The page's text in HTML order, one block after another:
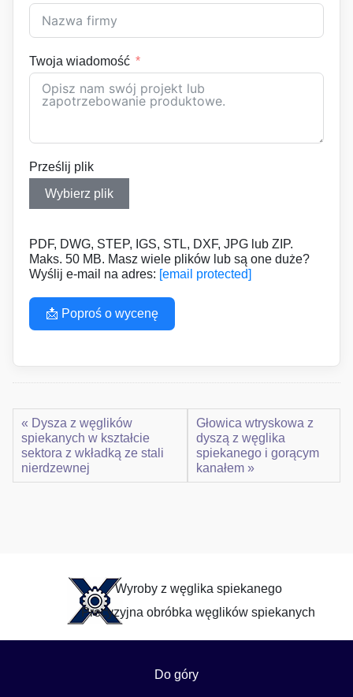
Twoja wiadomość
Prześlij plik
Wybierz plik
PDF, DWG, STEP, IGS, STL, DXF, JPG lub ZIP.
Maks. 50 MB. Masz wiele plików lub są one duże?
Wyślij e-mail na adres: [email protected]
📩 Poproś o wycenę
« Dysza z węglików
spiekanych w kształcie
sektora z wkładką ze stali
nierdzewnej
Głowica wtryskowa z
dyszą z węglika
spiekanego i gorącym
kanałem »
Wyroby z węglika spiekanego
Precyzyjna obróbka węglików spiekanych
Do góry